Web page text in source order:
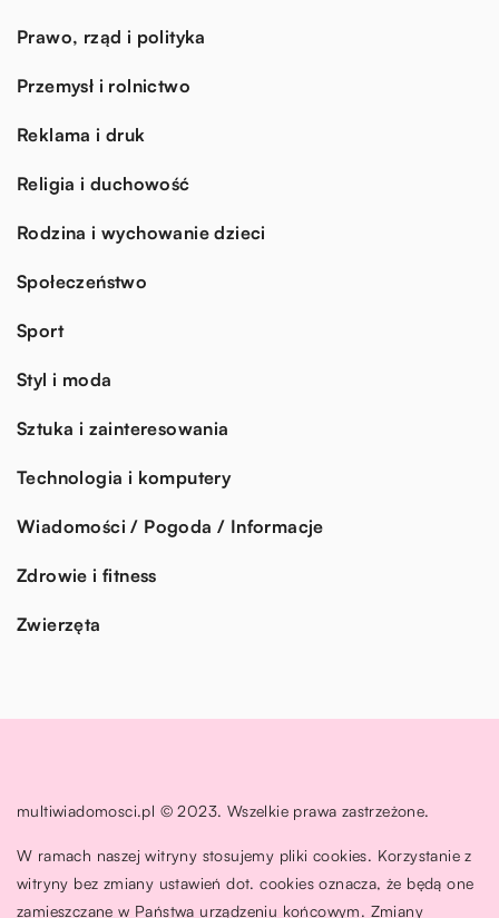
Prawo, rząd i polityka
Przemysł i rolnictwo
Reklama i druk
Religia i duchowość
Rodzina i wychowanie dzieci
Społeczeństwo
Sport
Styl i moda
Sztuka i zainteresowania
Technologia i komputery
Wiadomości / Pogoda / Informacje
Zdrowie i fitness
Zwierzęta
multiwiadomosci.pl © 2023. Wszelkie prawa zastrzeżone.
W ramach naszej witryny stosujemy pliki cookies. Korzystanie z
witryny bez zmiany ustawień dot. cookies oznacza, że będą one
zamieszczane w Państwa urządzeniu końcowym. Zmiany